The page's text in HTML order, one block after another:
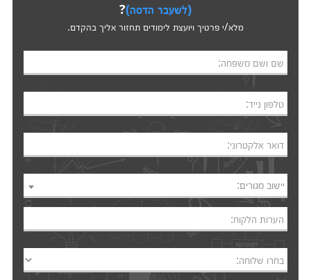
(לשעבר הדסה)?
מלא/י פרטיך ויועצת לימודים תחזור אליך בהקדם.
שם ושם משפחה:
טלפון נייד:
דואר אלקטרוני:
יישוב מגורים:
הערות הלקוח:
בחרו שלוחה: